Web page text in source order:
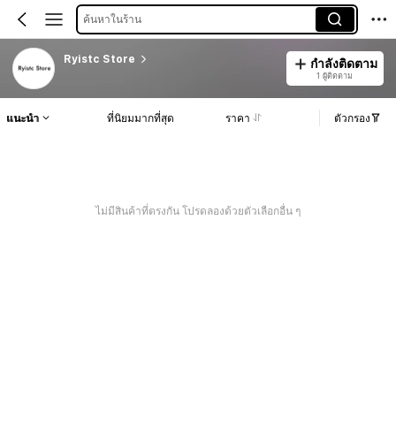
ค้นหาในร้าน
Ryistc Store กำลังติดตาม
1 ผู้ติดตาม
แนะนำ ที่นิยมมากที่สุด ราคา ตัวกรอง
ไม่มีสินค้าที่ตรงกัน โปรดลองด้วยตัวเลือกอื่น ๆ